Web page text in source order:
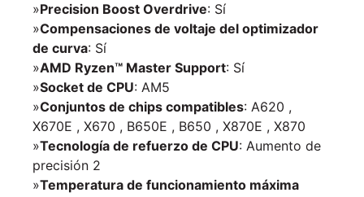
»Precision Boost Overdrive: Sí
»Compensaciones de voltaje del optimizador
de curva: Sí
»AMD Ryzen™ Master Support: Sí
»Socket de CPU: AM5
»Conjuntos de chips compatibles: A620 ,
X670E , X670 , B650E , B650 , X870E , X870
»Tecnología de refuerzo de CPU: Aumento de
precisión 2
»Temperatura de funcionamiento máxima